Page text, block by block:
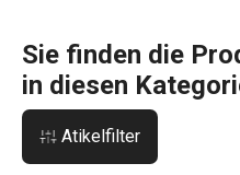
Sie finden die
in diesen
Atikelfilter